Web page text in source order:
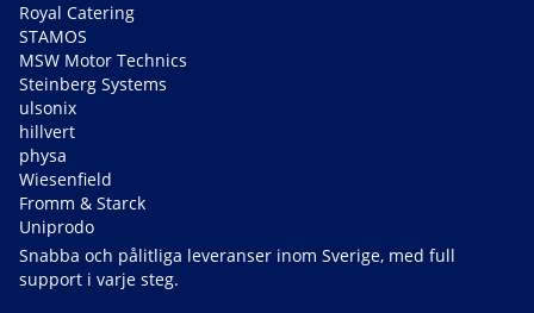
Royal Catering
STAMOS
MSW Motor Technics
Steinberg Systems
ulsonix
hillvert
physa
Wiesenfield
Fromm & Starck
Uniprodo
Snabba och pålitliga leveranser inom Sverige, med full
support i varje steg.